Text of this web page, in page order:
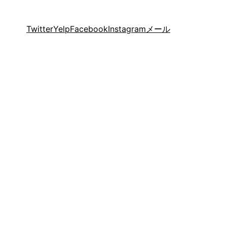
TwitterYelpFacebookInstagramメール